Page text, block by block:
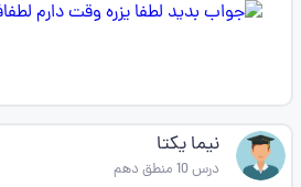
نیما یکتا
درس 10 منطق دهم